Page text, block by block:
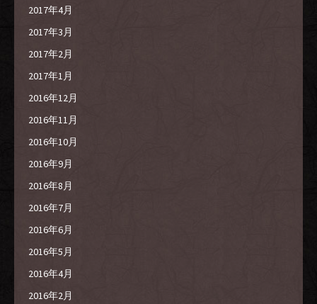
2017年4月
2017年3月
2017年2月
2017年1月
2016年12月
2016年11月
2016年10月
2016年9月
2016年8月
2016年7月
2016年6月
2016年5月
2016年4月
2016年2月